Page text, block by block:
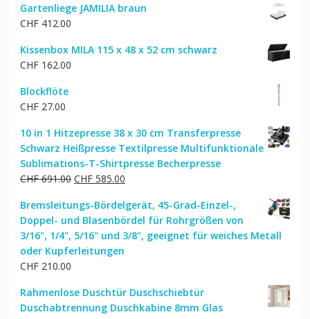
war:
ist:
Gartenliege JAMILIA braun
CHF412.00
Kissenbox MILA 115 x 48 x 52 cm schwarz
CHF162.00
Blockflöte
CHF27.00
10 in 1 Hitzepresse 38 x 30 cm Transferpresse
Schwarz Heißpresse Textilpresse Multifunktionale
Sublimations-T-Shirtpresse Becherpresse
CHF691.00 Ursprünglicher
war:
CHF 691.00
CHF585.00Aktueller
ist:
CHF 585.00.
Bremsleitungs-Bördelgerät, 45-Grad-Einzel-,
Doppel- und Blasenbördel für Rohrgrößen von
3/16", 1/4", 5/16" und 3/8", geeignet für weiches Metall
oder Kupferleitungen
CHF210.00
Rahmenlose Duschtür Duschschiebtür
Duschabtrennung Duschkabine 8mm Glas